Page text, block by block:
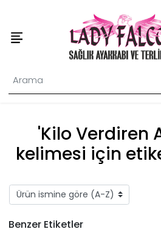
'Kilo Verdiren
kelimesi için
Benzer Etiketler